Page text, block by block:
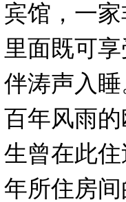
宾馆，一
里面既可
伴涛声入
百年风雨
生曾在此
年所住房